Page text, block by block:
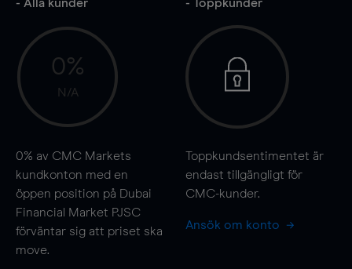
- Alla kunder
0%
N/A
0% av CMC Markets
kundkonton med en
öppen position på Dubai
Financial Market PJSC
förväntar sig att priset ska
move.
- Toppkunder
Toppkundsentimentet är
endast tillgängligt för
CMC-kunder.
Ansök om konto